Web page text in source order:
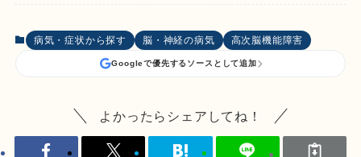
病気・症状から探す 脳・神経の病気 高次脳機能障害
Googleで優先するソースとして追加
よかったらシェアしてね！